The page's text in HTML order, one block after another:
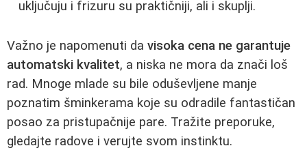
uključuju i frizuru su praktičniji, ali i skuplji.
Važno je napomenuti da visoka cena ne garantuje
automatski kvalitet, a niska ne mora da znači loš
rad. Mnoge mlade su bile oduševljene manje
poznatim šminkerama koje su odradile fantastičan
posao za pristupačnije pare. Tražite preporuke,
gledajte radove i verujte svom instinktu.